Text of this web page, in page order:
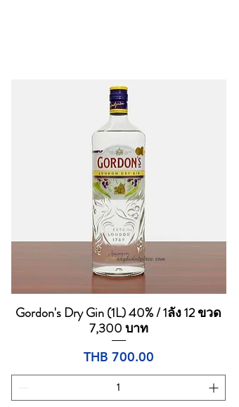
Quick View
Gordon's Dry Gin (1L) 40% / 1ลัง 12 ขวด
7,300 บาท
Price
THB 700.00